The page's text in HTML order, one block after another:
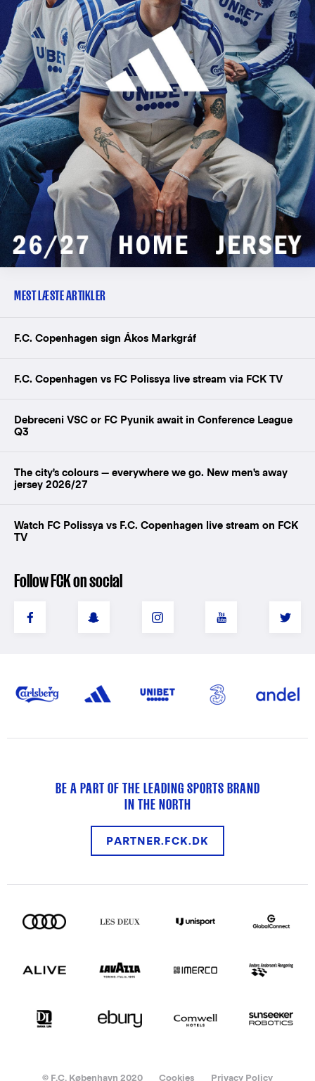
MEST LÆSTE ARTIKLER
F.C. Copenhagen sign Ákos Markgráf
F.C. Copenhagen vs FC Polissya live stream via FCK TV
Debreceni VSC or FC Pyunik await in Conference League
Q3
The city's colours — everywhere we go. New men's away
jersey 2026/27
Watch FC Polissya vs F.C. Copenhagen live stream on FCK
TV
Follow FCK on social
BE A PART OF THE LEADING SPORTS BRAND
IN THE NORTH
PARTNER.FCK.DK
© F.C. København 2020 Cookies Privacy Policy